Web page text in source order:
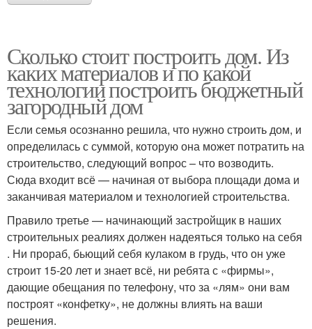
Сколько стоит построить дом. Из
каких материалов и по какой
технологии построить бюджетный
загородный дом
Если семья осознанно решила, что нужно строить дом, и
определилась с суммой, которую она может потратить на
строительство, следующий вопрос – что возводить.
Сюда входит всё — начиная от выбора площади дома и
заканчивая материалом и технологией строительства.
Правило третье — начинающий застройщик в наших
строительных реалиях должен надеяться только на себя
. Ни прораб, бьющий себя кулаком в грудь, что он уже
строит 15-20 лет и знает всё, ни ребята с «фирмы»,
дающие обещания по телефону, что за «лям» они вам
построят «конфетку», не должны влиять на ваши
решения.